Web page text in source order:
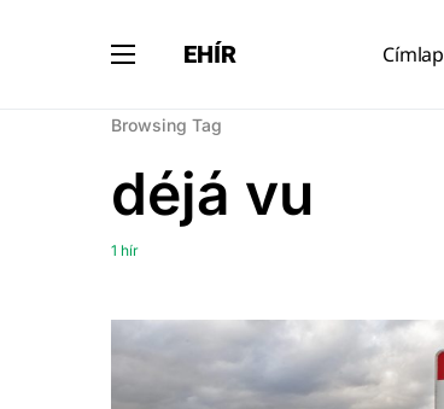
EHÍR Címlap
Browsing Tag
déjá vu
1 hír